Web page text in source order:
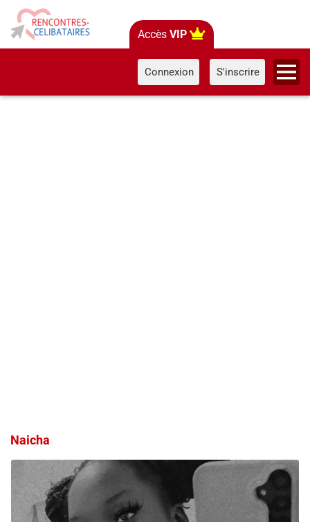
Accès VIP
Connexion S'inscrire
Naicha